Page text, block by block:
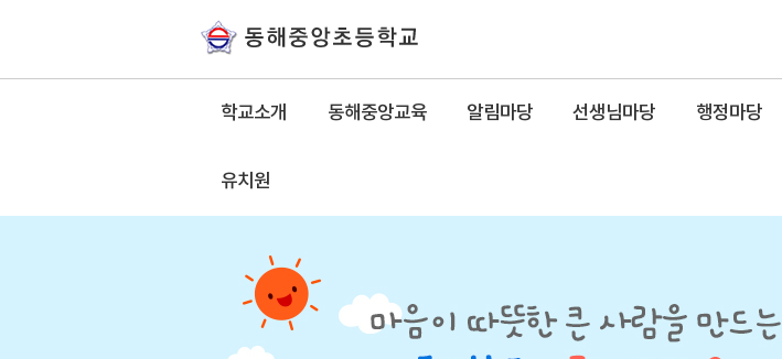
학교소개 동해중앙교육 알림마당 선생님마당 행정마당
유치원